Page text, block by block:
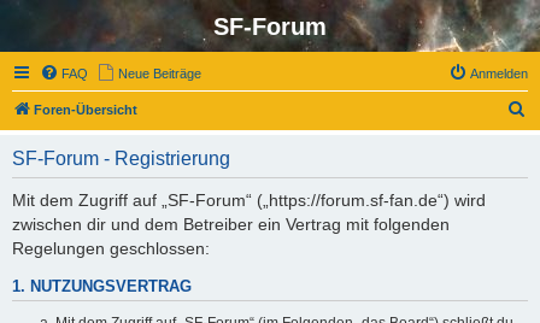
SF-Forum
FAQ Neue Beiträge Anmelden
Foren-Übersicht
SF-Forum - Registrierung
Mit dem Zugriff auf „SF-Forum“ („https://forum.sf-fan.de“) wird
zwischen dir und dem Betreiber ein Vertrag mit folgenden
Regelungen geschlossen:
1. NUTZUNGSVERTRAG